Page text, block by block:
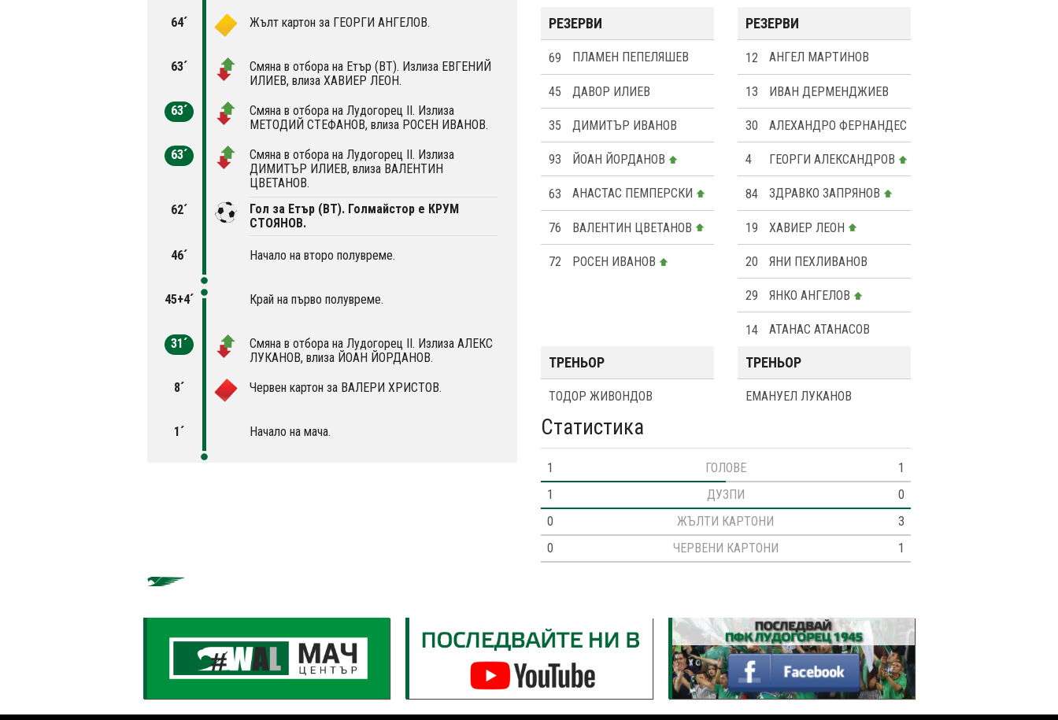
64´ Жълт картон за ГЕОРГИ АНГЕЛОВ.
63´
Смяна в отбора на Етър (ВТ). Излиза ЕВГЕНИЙ
ИЛИЕВ, влиза ХАВИЕР ЛЕОН.
63´
Смяна в отбора на Лудогорец II. Излиза
МЕТОДИЙ СТЕФАНОВ, влиза РОСЕН ИВАНОВ.
63´
Смяна в отбора на Лудогорец II. Излиза
ДИМИТЪР ИЛИЕВ, влиза ВАЛЕНТИН
ЦВЕТАНОВ.
62´
Гол за Етър (ВТ). Голмайстор е КРУМ
СТОЯНОВ.
46´ Начало на второ полувреме.
45+4´ Край на първо полувреме.
31´
Смяна в отбора на Лудогорец II. Излиза АЛЕКС
ЛУКАНОВ, влиза ЙОАН ЙОРДАНОВ.
8´
Червен картон за ВАЛЕРИ ХРИСТОВ.
1´ Начало на мача.
РЕЗЕРВИ
69 ПЛАМЕН ПЕПЕЛЯШЕВ
45 ДАВОР ИЛИЕВ
35 ДИМИТЪР ИВАНОВ
93 ЙОАН ЙОРДАНОВ
63 АНАСТАС ПЕМПЕРСКИ
76 ВАЛЕНТИН ЦВЕТАНОВ
72 РОСЕН ИВАНОВ
РЕЗЕРВИ
12 АНГЕЛ МАРТИНОВ
13 ИВАН ДЕРМЕНДЖИЕВ
30 АЛЕХАНДРО ФЕРНАНДЕС
4 ГЕОРГИ АЛЕКСАНДРОВ
84 ЗДРАВКО ЗАПРЯНОВ
19 ХАВИЕР ЛЕОН
20 ЯНИ ПЕХЛИВАНОВ
29 ЯНКО АНГЕЛОВ
14 АТАНАС АТАНАСОВ
ТРЕНЬОР
ТОДОР ЖИВОНДОВ
ТРЕНЬОР
ЕМАНУЕЛ ЛУКАНОВ
Статистика
1 ГОЛОВЕ
1
1
ДУЗПИ
0
0
ЖЪЛТИ КАРТОНИ
3
0
ЧЕРВЕНИ КАРТОНИ 1